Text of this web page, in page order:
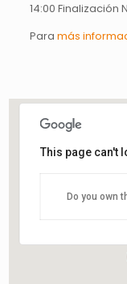
14:00 Finalización
Para más
This page can't
Do you own